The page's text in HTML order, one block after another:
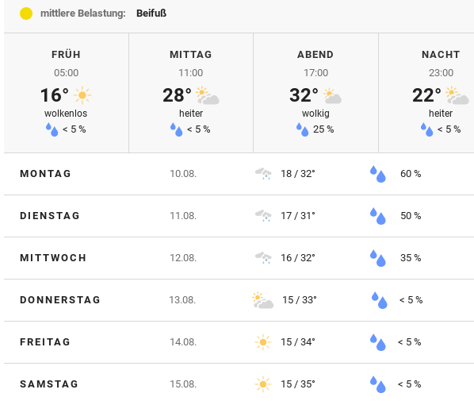
mittlere Belastung:
Beifuß
FRÜH
05:00
16°
wolkenlos
< 5 %
MITTAG
11:00
28°
heiter
< 5 %
ABEND
17:00
32°
wolkig
25 %
NACHT
23:00
22°
heiter
< 5 %
MONTAG 10.08. 18 / 32° 60 %
DIENSTAG 11.08. 17 / 31° 50 %
MITTWOCH 12.08. 16 / 32° 35 %
DONNERSTAG 13.08. 15 / 33° < 5 %
FREITAG 14.08. 15 / 34° < 5 %
SAMSTAG 15.08. 15 / 35° < 5 %